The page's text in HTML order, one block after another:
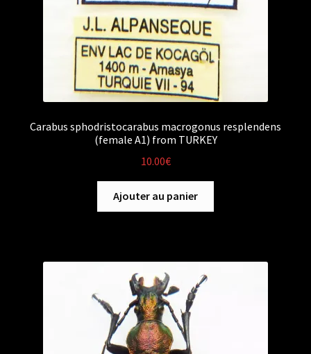
Carabus sphodristocarabus macrogonus resplendens
(female A1) from TURKEY
10.00€
Ajouter au panier